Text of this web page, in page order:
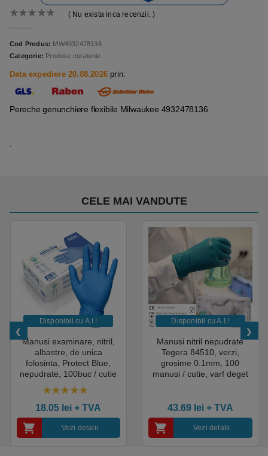
( Nu exista inca recenzii. )
Cod Produs: MW4932478136
Categorie: Produse curatenie
Data expediere 20.08.2026 prin:
Pereche genunchiere flexibile Milwaukee 4932478136
CELE MAI VANDUTE
Disponibil cu A.I.​!
Manusi examinare, nitril,
albastre, de unica
folosinta, Protect Blue,
nepudrate, 100buc / cutie
pentru medical, HoReCa,
saloane si domeniul
industrial, calitate premium
18.05 lei + TVA
Vezi detalii
Disponibil cu A.I.​!
Manusi nitril nepudrate
Tegera 84510, verzi,
grosime 0.1mm, 100
manusi / cutie, varf deget
43.69 lei+ TVA
Vezi detalii